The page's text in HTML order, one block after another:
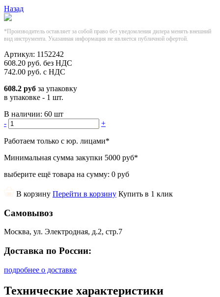
Назад
*Производитель оставляет за собой право без уведомления дилера менять внешний
вид инструмента. Указанная информация не является публичной офертой.
Артикул: 1152242
608.20 руб. без НДС
742.00 руб. с НДС
608.2 руб за упаковку
в упаковке - 1 шт.
В наличии: 60 шт
-
+
Работаем только с юр. лицами*
Минимальная сумма закупки 5000 руб*
выберите ещё товара на сумму: 0 руб
В корзину Перейти в корзину Купить в 1 клик
Самовывоз
Москва, ул. Электродная, д.2, стр.7
Доставка по России:
подробнее о доставке
Технические характеристики